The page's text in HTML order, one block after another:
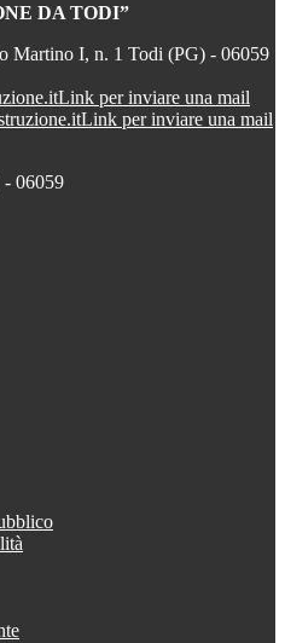
DA TODI”
Martino I, n. 1 Todi (PG) - 06059
Link per inviare una mail
Link per inviare una mail
06059